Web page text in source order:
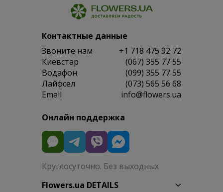
Контактные данные
Звоните нам
+1 718 475 92 72
Киевстар
(067) 355 77 55
Водафон
(099) 355 77 55
Лайфсел
(073) 565 56 68
Email
info@flowers.ua
Онлайн поддержка
Круглосуточно. Без выходных
Flowers.ua DETAILS